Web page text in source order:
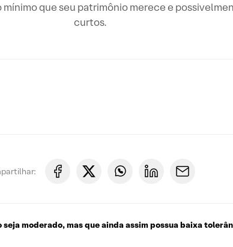
que seu patrimônio merece e
curtos.
moderado, mas que ainda assim possua baixa